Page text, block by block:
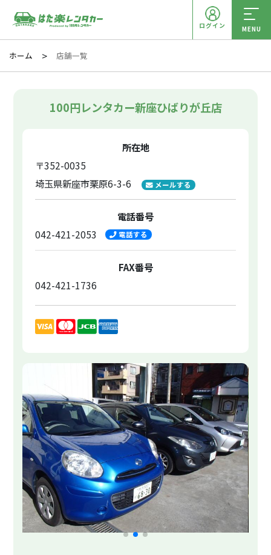
ログイン MENU
ホーム 店舗一覧
100円レンタカー新座ひばりが丘店
所在地
〒352-0035
埼玉県新座市栗原6-3-6
メールする
電話番号
042-421-2053
電話する
FAX番号
042-421-1736